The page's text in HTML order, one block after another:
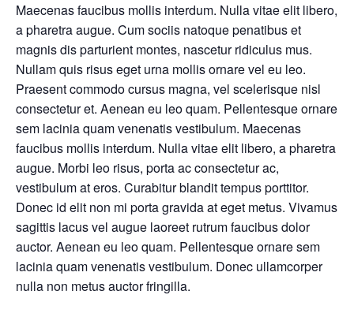
Maecenas faucibus mollis interdum. Nulla vitae elit libero,
a pharetra augue. Cum sociis natoque penatibus et
magnis dis parturient montes, nascetur ridiculus mus.
Nullam quis risus eget urna mollis ornare vel eu leo.
Praesent commodo cursus magna, vel scelerisque nisl
consectetur et. Aenean eu leo quam. Pellentesque ornare
sem lacinia quam venenatis vestibulum. Maecenas
faucibus mollis interdum. Nulla vitae elit libero, a pharetra
augue. Morbi leo risus, porta ac consectetur ac,
vestibulum at eros. Curabitur blandit tempus porttitor.
Donec id elit non mi porta gravida at eget metus. Vivamus
sagittis lacus vel augue laoreet rutrum faucibus dolor
auctor. Aenean eu leo quam. Pellentesque ornare sem
lacinia quam venenatis vestibulum. Donec ullamcorper
nulla non metus auctor fringilla.